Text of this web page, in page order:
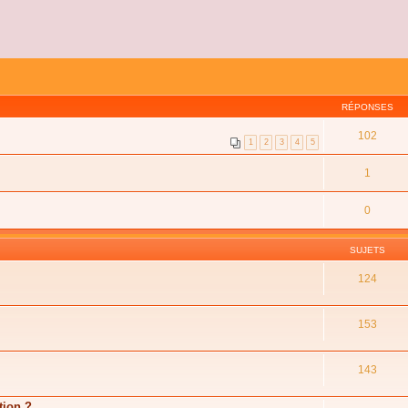
RÉPONSES
1 2 3 4 5 102
1
0
SUJETS
124
153
143